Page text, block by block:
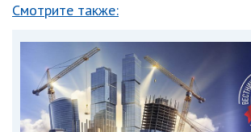
Смотрите также: